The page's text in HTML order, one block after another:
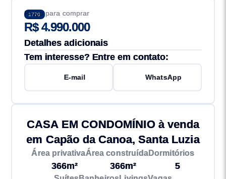
1770
Preço para comprar
R$ 4.990.000
Detalhes adicionais
Tem interesse? Entre em contato:
E-mail WhatsApp
CASA EM CONDOMÍNIO à venda
em Capão da Canoa, Santa Luzia
Área privativa
366m²
Área construída
366m²
Dormitórios
5